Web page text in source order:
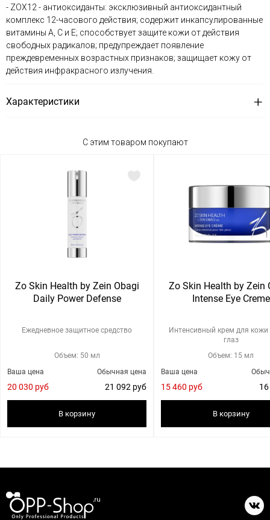
- ZOX12 - антиоксиданты: эксклюзивный антиоксидантный
комплекс 12-часового действия; содержит инкапсулированные
витамины А, С и Е; способствует защите кожи от действия
свободных радикалов; предупреждает появление
преждевременных возрастных признаков; защищает кожу от
действия инфракрасного излучения.
Характеристики
С этим товаром покупают
Zo Skin Health by Zein Obagi
Daily Power Defense
Ежедневное защитное средство
Объем: 50 мл
Обычная цена
21 092 руб
Ваша цена
20 030 руб
В корзину
Zo Skin Health by Zein
Intense Eye Creme
Интенсивный крем для кожи
глаз
Объем: 15 мл
Ваша цена
15 460 руб
В корзину